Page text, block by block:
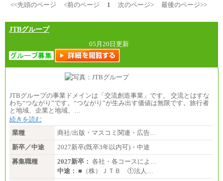
<<先頭のページ
<前のページ 1 次のページ> 最後のページ>>
JTBグループ
05月20日更新
JTBグループの事業ドメインは「交流創造事業」です。 交流とはすな
わち“つながり”です。“つながり”が生み出す価値は無限です。旅行者
と地域、企業と地域、…
続きを読む
業種
商社/出版・マスコミ関連・広告…
新卒／中途
2027新卒(既卒3年以内可)・中途
募集職種
2027新卒： 各社・各コースによ…
中途： ■（株）ＪＴＢ ①法人…